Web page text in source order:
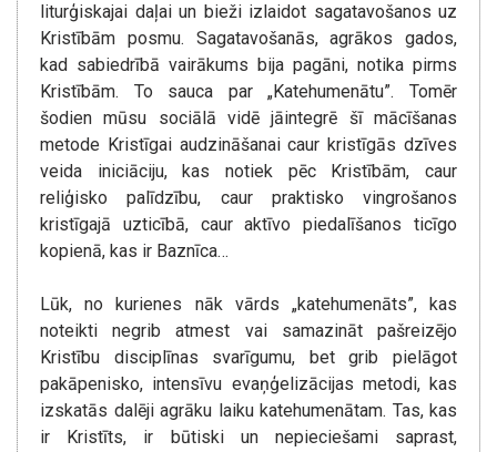
liturģiskajai daļai un bieži izlaidot sagatavošanos uz
Kristībām posmu. Sagatavošanās, agrākos gados,
kad sabiedrībā vairākums bija pagāni, notika pirms
Kristībām. To sauca par „Katehumenātu”. Tomēr
šodien mūsu sociālā vidē jāintegrē šī mācīšanas
metode Kristīgai audzināšanai caur kristīgās dzīves
veida iniciāciju, kas notiek pēc Kristībām, caur
reliģisko palīdzību, caur praktisko vingrošanos
kristīgajā uzticībā, caur aktīvo piedalīšanos ticīgo
kopienā, kas ir Baznīca…
Lūk, no kurienes nāk vārds „katehumenāts”, kas
noteikti negrib atmest vai samazināt pašreizējo
Kristību disciplīnas svarīgumu, bet grib pielāgot
pakāpenisko, intensīvu evaņģelizācijas metodi, kas
izskatās dalēji agrāku laiku katehumenātam. Tas, kas
ir Kristīts, ir būtiski un nepieciešami saprast,